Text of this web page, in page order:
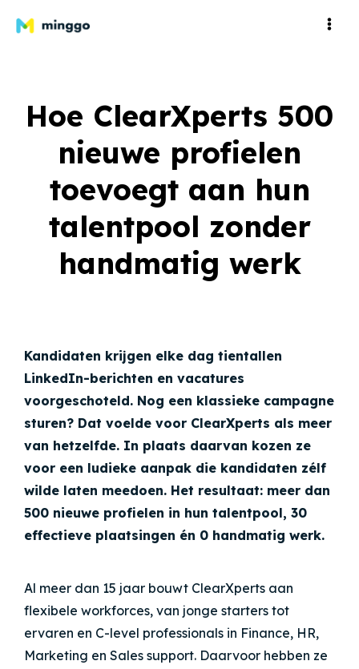
Hoe ClearXperts 500
nieuwe profielen
toevoegt aan hun
talentpool zonder
handmatig werk
Kandidaten krijgen elke dag tientallen
LinkedIn-berichten en vacatures
voorgeschoteld. Nog een klassieke campagne
sturen? Dat voelde voor ClearXperts als meer
van hetzelfde. In plaats daarvan kozen ze
voor een ludieke aanpak die kandidaten zélf
wilde laten meedoen. Het resultaat: meer dan
500 nieuwe profielen in hun talentpool, 30
effectieve plaatsingen én 0 handmatig werk.
Al meer dan 15 jaar bouwt ClearXperts aan
flexibele workforces, van jonge starters tot
ervaren en C-level professionals in Finance, HR,
Marketing en Sales support. Daarvoor hebben ze